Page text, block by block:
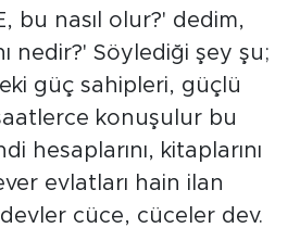
bu nasıl olur?' dedim,
nedir?' Söylediği şey şu;
güç sahipleri, güçlü
konuşulur bu
hesaplarını, kitaplarını
evlatları hain ilan
cüce, cüceler dev.